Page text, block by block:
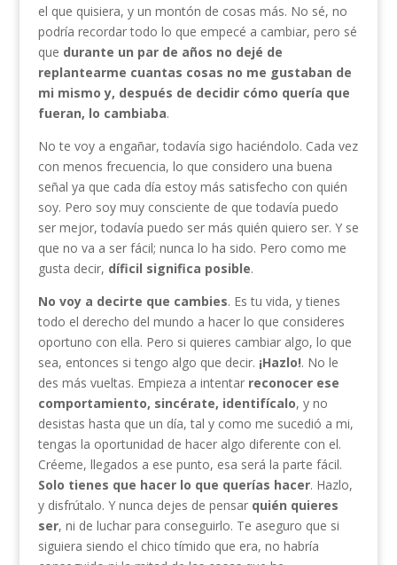
el que quisiera, y un montón de cosas más. No sé, no
podría recordar todo lo que empecé a cambiar, pero sé
que durante un par de años no dejé de
replantearme cuantas cosas no me gustaban de
mi mismo y, después de decidir cómo quería que
fueran, lo cambiaba.
No te voy a engañar, todavía sigo haciéndolo. Cada vez
con menos frecuencia, lo que considero una buena
señal ya que cada día estoy más satisfecho con quién
soy. Pero soy muy consciente de que todavía puedo
ser mejor, todavía puedo ser más quién quiero ser. Y se
que no va a ser fácil; nunca lo ha sido. Pero como me
gusta decir, díficil significa posible.
No voy a decirte que cambies. Es tu vida, y tienes
todo el derecho del mundo a hacer lo que consideres
oportuno con ella. Pero si quieres cambiar algo, lo que
sea, entonces si tengo algo que decir. ¡Hazlo!. No le
des más vueltas. Empieza a intentar reconocer ese
comportamiento, sincérate, identifícalo, y no
desistas hasta que un día, tal y como me sucedió a mi,
tengas la oportunidad de hacer algo diferente con el.
Créeme, llegados a ese punto, esa será la parte fácil.
Solo tienes que hacer lo que querías hacer. Hazlo,
y disfrútalo. Y nunca dejes de pensar quién quieres
ser, ni de luchar para conseguirlo. Te aseguro que si
siguiera siendo el chico tímido que era, no habría